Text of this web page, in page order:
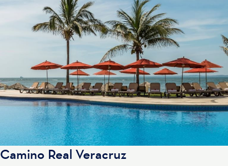
Camino Real Veracruz